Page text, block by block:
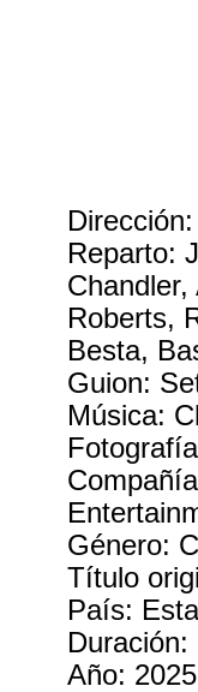
Reparto:
Roberts,
Besta,
Guion:
Música:
Género:
Título
País:
Duración:
Año: 2025